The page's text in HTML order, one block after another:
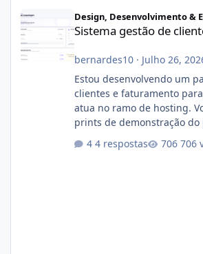
Design, Desenvolvimento &
Sistema gestão de
bernardes10· Julho 26,
Estou desenvolvendo um
clientes e faturamento
atua no ramo de hosting.
prints de demonstração do
com cerca de 80%
4 respostas 706